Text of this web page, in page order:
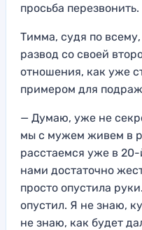
просьба перезвонить.
Тимма, судя по
развод со своей
отношения, как уже
примером для
— Думаю, уже не
мы с мужем живем в
расстаемся уже в
нами достаточно
просто опустила
опустил. Я не знаю,
не знаю, как будет